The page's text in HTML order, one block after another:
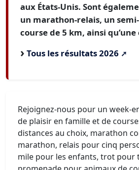
aux États-Unis. Sont
un marathon-relais, un
course de 5 km, ainsi
Tous les résultats 2026
Rejoignez-nous pour un week-
de plaisir en famille et de
distances au choix, marathon
marathon, relais pour cinq
mile pour les enfants, trot pour